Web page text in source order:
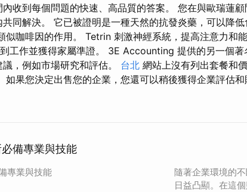
收到每個問題的快速、高品質的答案。 您在與歐瑞蓮
同解決。 它已被證明是一種天然的抗發炎藥，可以降
似咖啡因的作用。 Tetrin 刺激神經系統，提高注意力和
工作並獲得家屬準證。 3E Accounting 提供的另一個
，例如市場研究和評估。 台北 網站上沒有列出套餐和
如果您決定出售您的企業，您還可以稍後獲得企業評估和
備專業與技能
專業與技能
隨著企業環境的
日益凸顯。在這